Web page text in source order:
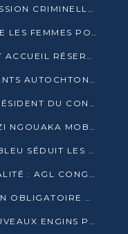
JUSTICE : OUVERTURE DE LA SESSION CRIMINELLE À BRAZZAVILLE AVEC 52 DOSSIERS AU RÔLE
L’OFC CUVETTE-OUEST MOBILISE LES FEMMES POUR ACCUEILLIR LE PRÉSIDENT DE LA RÉPUBLIQUE
VISITE DE TRAVAIL : UN VIBRANT ACCUEIL RÉSERVÉ À DENIS SASSOU-N’GUESSO PAR L’ASSOCIATION « LES AMIS DE WOMO »
LÉKOUMOU : PLUS DE 900 ENFANTS AUTOCHTONES REÇOIVENT DES KITS SCOLAIRES GRÂCE À L’ESPACE OPOKO
PASCAL TSATY-MABIALA ÉLU PRÉSIDENT DU CONSEIL NATIONAL DE L’UPADS
LA SECTION 1-PCT MOUKOUNDZI NGOUAKA MOBILISE 100 000 FCFA POUR LE 6ᵉ CONGRÈS DU PARTI
BASSIN DU CONGO : LE FONDS BLEU SÉDUIT LES BAILLEURS À BELÉM
JOURNÉE MONDIALE DE LA QUALITÉ : AGL CONGO FORME ET SENSIBILISE LES JEUNES TALENTS
L’ACPE LANCE LA CERTIFICATION OBLIGATOIRE DES CONTRATS DE TRAVAIL DES TRANSPORTEURS
POINTE-NOIRE SE DOTE DE NOUVEAUX ENGINS POUR L’ASSAINISSEMENT ET L’ENTRETIEN ROUTIER